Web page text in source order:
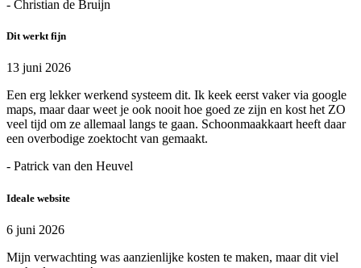
- Christian de Bruijn
Dit werkt fijn
13 juni 2026
Een erg lekker werkend systeem dit. Ik keek eerst vaker via google
maps, maar daar weet je ook nooit hoe goed ze zijn en kost het ZO
veel tijd om ze allemaal langs te gaan. Schoonmaakkaart heeft daar
een overbodige zoektocht van gemaakt.
- Patrick van den Heuvel
Ideale website
6 juni 2026
Mijn verwachting was aanzienlijke kosten te maken, maar dit viel